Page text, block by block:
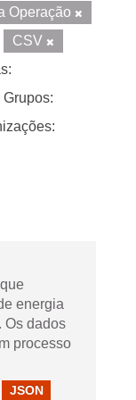
Operação
CSV
Grupos:
energia
Os dados
processo
JSON